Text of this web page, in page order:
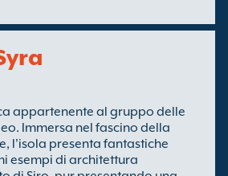
appartenente al gruppo delle
Immersa nel fascino della
l'isola presenta fantastiche
esempi di architettura